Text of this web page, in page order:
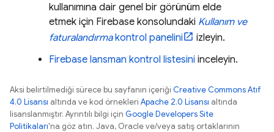
kullanımına dair genel bir görünüm elde
etmek için Firebase konsolundaki Kullanım ve
faturalandırmakontrol panelini
izleyin.
Firebase lansman kontrol listesini inceleyin.
Aksi belirtilmediği sürece bu sayfanın içeriği Creative Commons Atıf
4.0 Lisansı altında ve kod örnekleri Apache 2.0 Lisansı altında
lisanslanmıştır. Ayrıntılı bilgi için Google Developers Site
Politikaları'na göz atın. Java, Oracle ve/veya satış ortaklarının